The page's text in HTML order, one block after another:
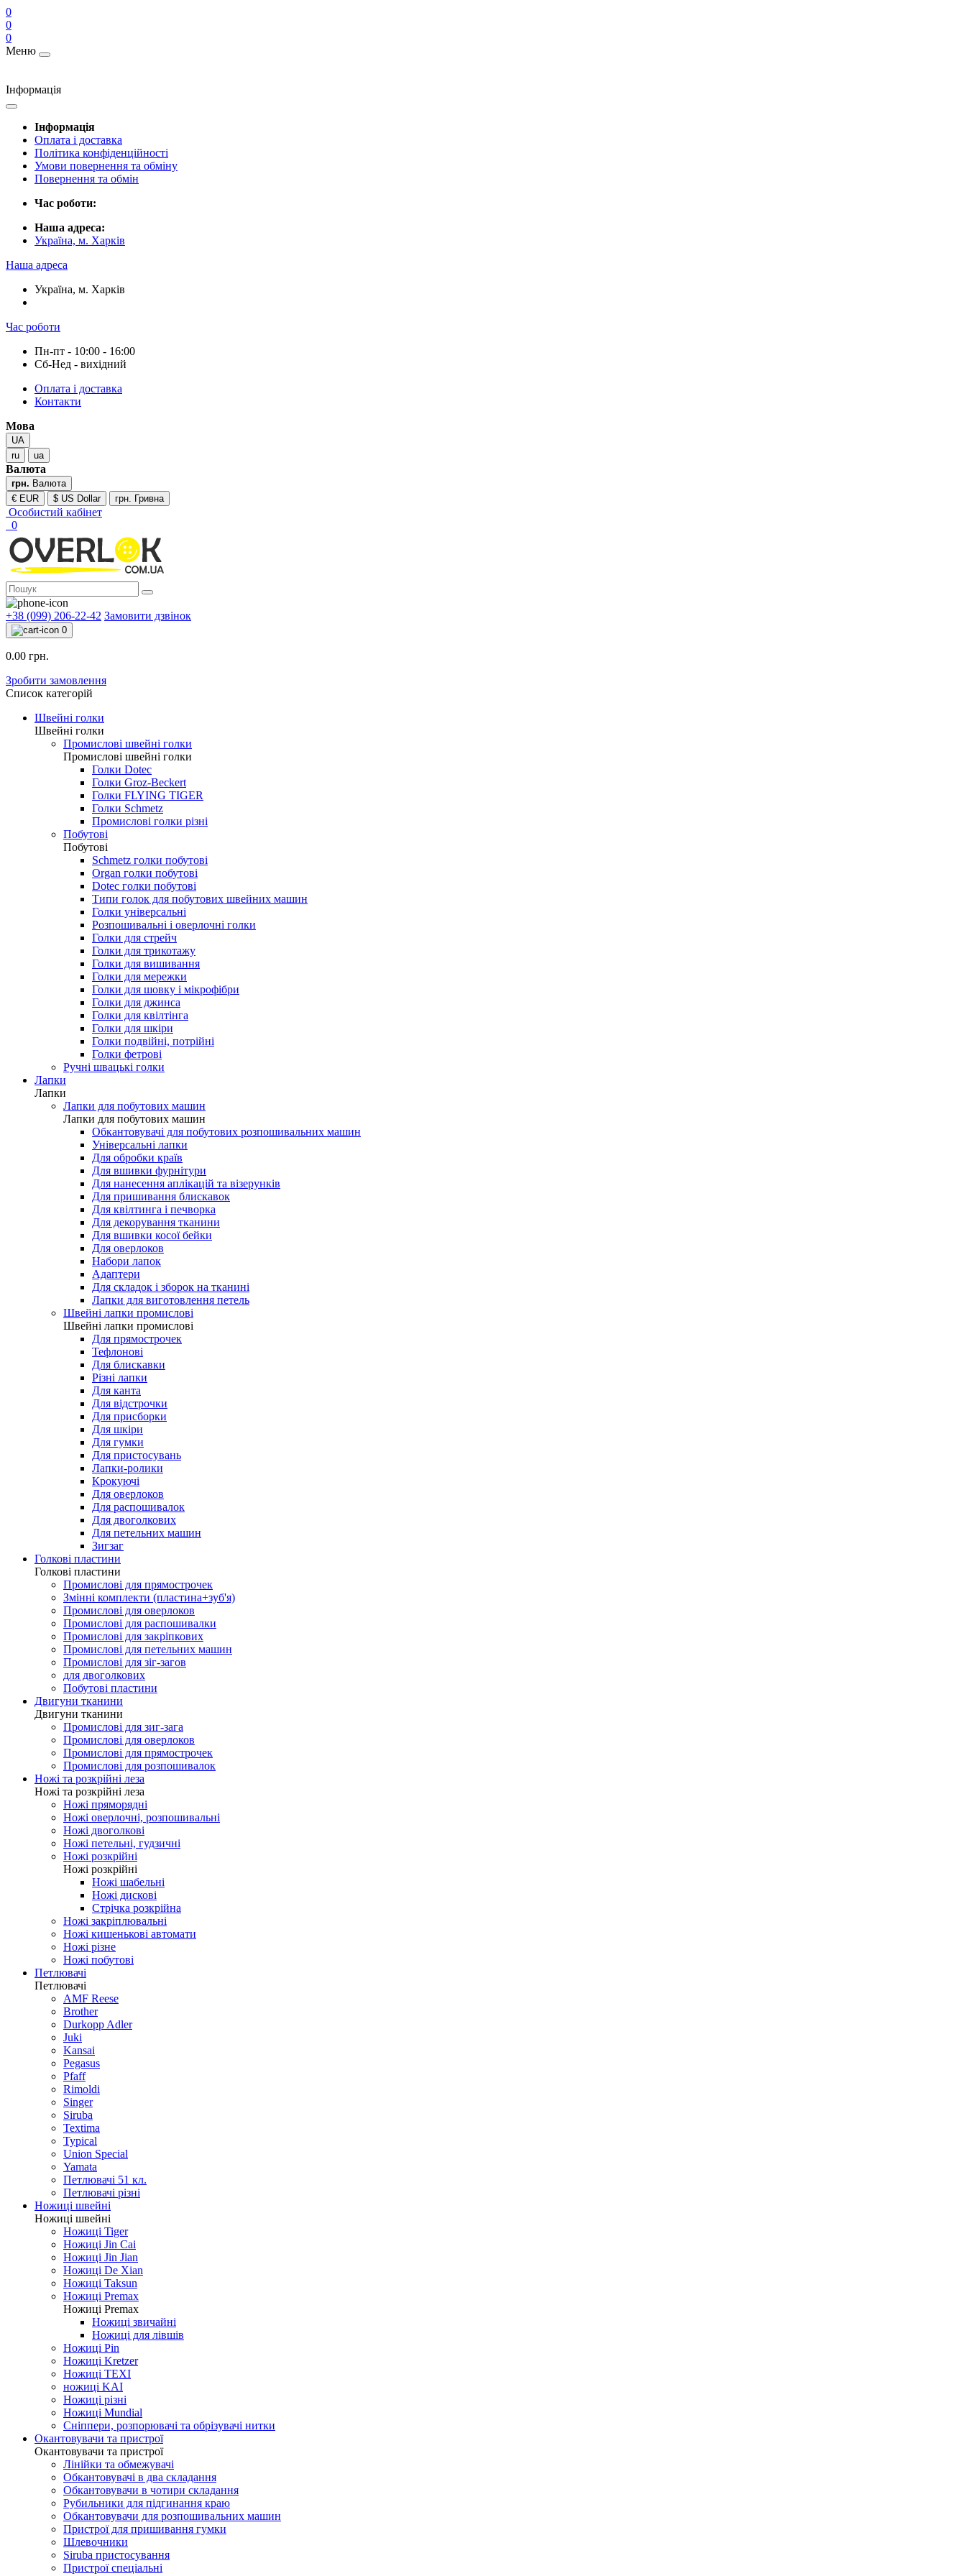
0
0
0
Меню
Інформація
Інформація
Оплата і доставка
Політика конфіденційності
Умови повернення та обміну
Повернення та обмін
Час роботи:
Наша адреса:
Україна, м. Харків
Наша адреса
Україна, м. Харків
Час роботи
Пн-пт - 10:00 - 16:00
Сб-Нед - вихідний
Оплата і доставка
Контакти
Мова
UA
ru
ua
Валюта
грн. Валюта
€ EUR
$ US Dollar грн. Гривна
Особистий кабінет
0
+38 (099) 206-22-42 Замовити дзвінок
0
0.00 грн.
Зробити замовлення
Список категорій
Швейні голки
Швейні голки
Промислові швейні голки
Промислові швейні голки
Голки Dotec
Голки Groz-Beckert
Голки FLYING TIGER
Голки Schmetz
Промислові голки різні
Побутові
Побутові
Schmetz голки побутові
Organ голки побутові
Dotec голки побутові
Типи голок для побутових швейних машин
Голки універсальні
Розпошивальні і оверлочні голки
Голки для стрейч
Голки для трикотажу
Голки для вишивання
Голки для мережки
Голки для шовку і мікрофібри
Голки для джинса
Голки для квілтінга
Голки для шкіри
Голки подвійні, потрійні
Голки фетрові
Ручні швацькі голки
Лапки
Лапки
Лапки для побутових машин
Лапки для побутових машин
Обкантовувачі для побутових розпошивальних машин
Універсальні лапки
Для обробки країв
Для вшивки фурнітури
Для нанесення аплікацій та візерунків
Для пришивання блискавок
Для квілтинга і печворка
Для декорування тканини
Для вшивки косої бейки
Для оверлоков
Набори лапок
Адаптери
Для складок і зборок на тканині
Лапки для виготовлення петель
Швейні лапки промислові
Швейні лапки промислові
Для прямострочек
Тефлонові
Для блискавки
Різні лапки
Для канта
Для відстрочки
Для присборки
Для шкіри
Для гумки
Для пристосувань
Лапки-ролики
Крокуючі
Для оверлоков
Для распошивалок
Для двоголкових
Для петельних машин
Зигзаг
Голкові пластини
Голкові пластини
Промислові для прямострочек
Змінні комплекти (пластина+зуб'я)
Промислові для оверлоков
Промислові для распошивалки
Промислові для закріпкових
Промислові для петельних машин
Промислові для зіг-загов
для двоголкових
Побутові пластини
Двигуни тканини
Двигуни тканини
Промислові для зиг-зага
Промислові для оверлоков
Промислові для прямострочек
Промислові для розпошивалок
Ножі та розкрійні леза
Ножі та розкрійні леза
Ножі пряморядні
Ножі оверлочні, розпошивальні
Ножі двоголкові
Ножі петельні, гудзичні
Ножі розкрійні
Ножі розкрійні
Ножі шабельні
Ножі дискові
Стрічка розкрійна
Ножі закріплювальні
Ножі кишенькові автомати
Ножі різне
Ножі побутові
Петлювачі
Петлювачі
AMF Reese
Brother
Durkopp Adler
Juki
Kansai
Pegasus
Pfaff
Rimoldi
Singer
Siruba
Textima
Typical
Union Special
Yamata
Петлювачі 51 кл.
Петлювачі різні
Ножиці швейні
Ножиці швейні
Ножиці Tiger
Ножиці Jin Cai
Ножиці Jin Jian
Ножиці De Xian
Ножиці Taksun
Ножиці Premax
Ножиці Premax
Ножиці звичайні
Ножиці для лівшів
Ножиці Pin
Ножиці Kretzer
Ножиці TEXI
ножиці KAI
Ножиці різні
Ножиці Mundial
Сніппери, розпорювачі та обрізувачі нитки
Окантовувачи та пристрої
Окантовувачи та пристрої
Лінійки та обмежувачі
Обкантовувачі в два складання
Обкантовувачи в чотири складання
Рубильники для підгинання краю
Обкантовувачи для розпошивальних машин
Пристрої для пришивання гумки
Шлевочники
Siruba пристосування
Пристрої спеціальні